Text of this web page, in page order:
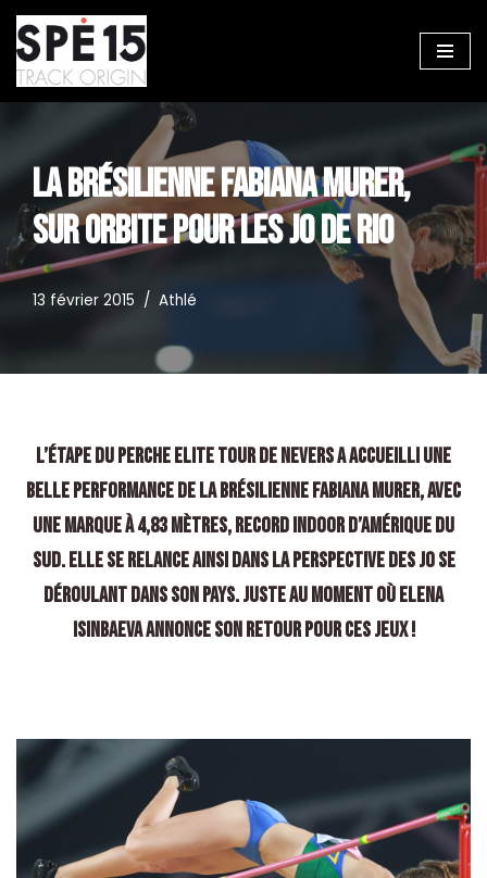
Aller
au
LA BRÉSILIENNE FABIANA MURER,
SUR ORBITE POUR LES JO DE RIO
13 février 2015 Athlé
L’étape du Perche Elite Tour de Nevers a accueilli une
belle performance de la Brésilienne Fabiana Murer, avec
une marque à 4,83 mètres, record indoor d’Amérique du
Sud. Elle se relance ainsi dans la perspective des JO se
déroulant dans son pays. Juste au moment où Elena
Isinbaeva annonce son retour pour ces Jeux !